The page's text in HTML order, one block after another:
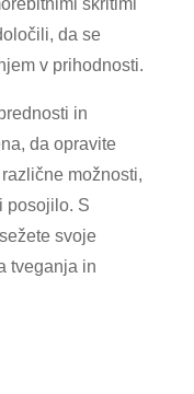
da se
v prihodnosti.
in
da opravite
možnosti,
posojilo. S
svoje
tveganja in